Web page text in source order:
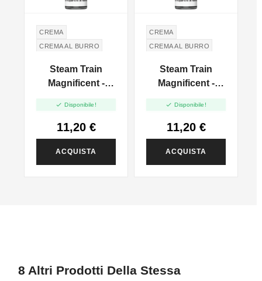
CREMA
CREMA AL BURRO
Steam Train
Magnificent -
 Disponibile!
11,20 €
ACQUISTA
CREMA
CREMA AL BURRO
Steam Train
Magnificent -
 Disponibile!
11,20 €
ACQUISTA
8 Altri Prodotti Della Stessa